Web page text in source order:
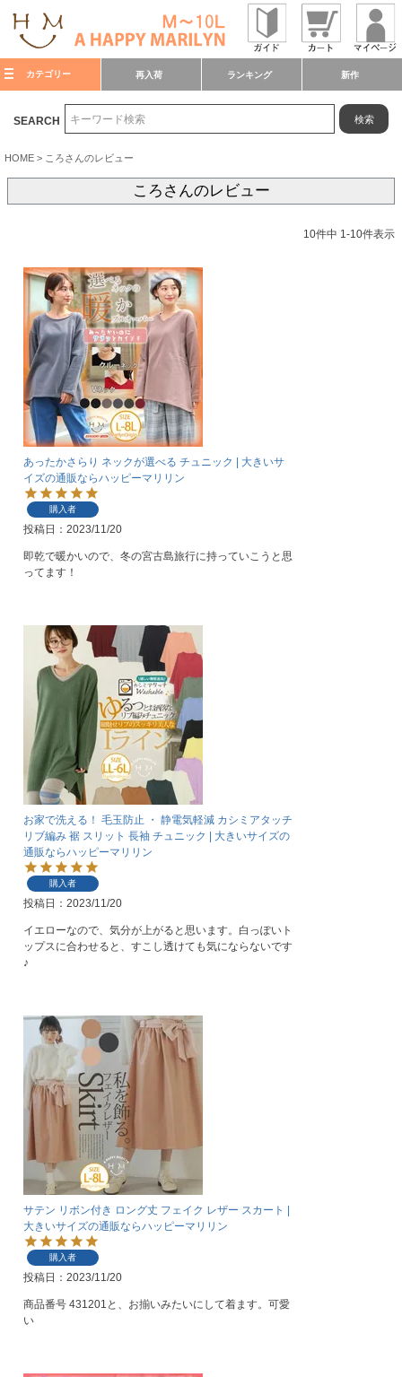
カテゴリー 再入荷 ランキング 新作
SEARCH 検索
HOME ころさんのレビュー
ころさんのレビュー
10件中 1-10件表示
あったかさらり ネックが選べる チュニック | 大きいサ
イズの通販ならハッピーマリリン
購入者
投稿日 2023/11/20
即乾で暖かいので、冬の宮古島旅行に持っていこうと思
ってます！
お家で洗える！ 毛玉防止 ・ 静電気軽減 カシミアタッチ
リブ編み 裾 スリット 長袖 チュニック | 大きいサイズの
通販ならハッピーマリリン
購入者
投稿日 2023/11/20
イエローなので、気分が上がると思います。白っぽいト
ップスに合わせると、すこし透けても気にならないです
♪
サテン リボン付き ロング丈 フェイク レザー スカート |
大きいサイズの通販ならハッピーマリリン
購入者
投稿日 2023/11/20
商品番号 431201と、お揃いみたいにして着ます。可愛
い